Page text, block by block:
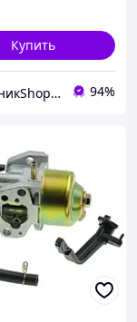
Купить
"РасходникShop" интернет магазин комплектующих и запчастей 94%